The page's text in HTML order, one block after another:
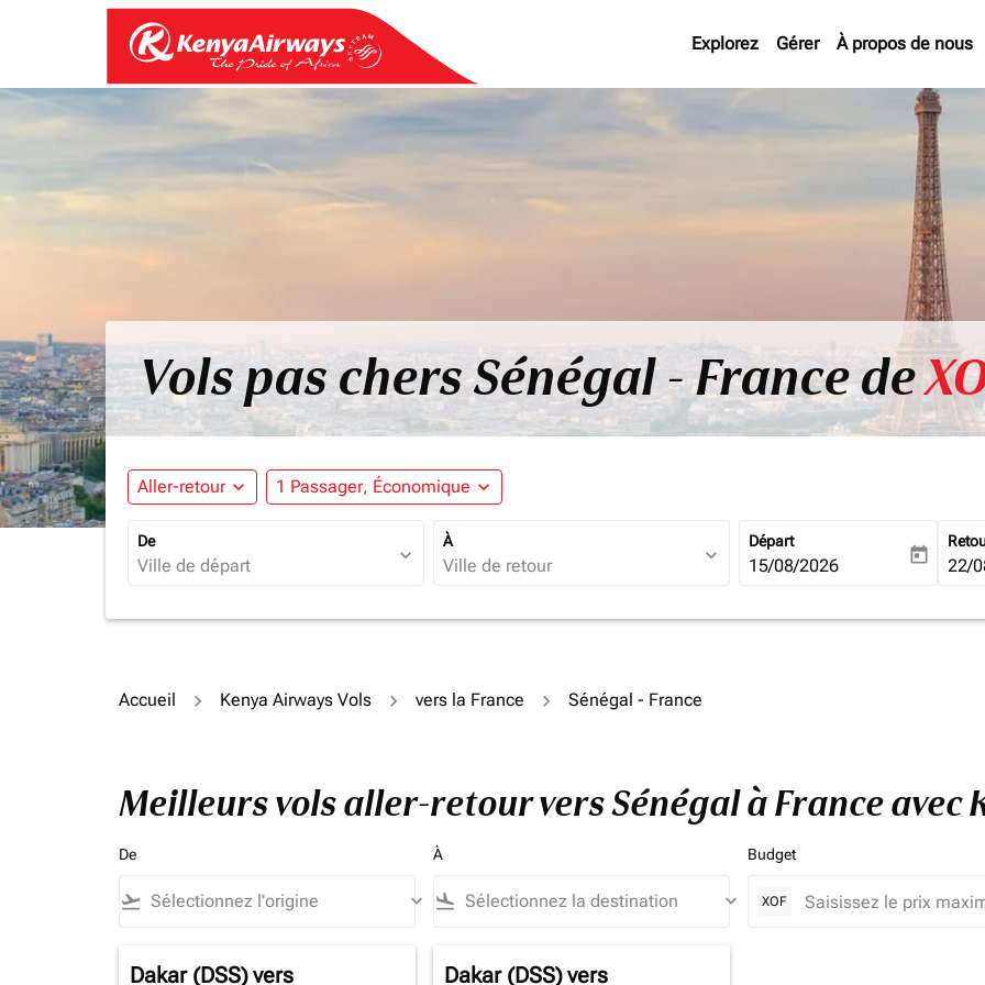
Explorez Gérer À propos de nous
Vols pas chers Sénégal - France de
Aller-retour expand_more 1 Passager, Économique expand_more
De
expand_more
À
expand_more
Départ
fc-booking-departure-date-
15/08/2026 today fc-
22/
Accueil Kenya Airways Vols vers la France Sénégal - France
Meilleurs vols aller-retour vers Sénégal à France avec
De
flight_takeoff keyboard_arrow_down
À
flight_land keyboard_arrow_down
Budget
XOF
Dakar (DSS)vers
Dakar (DSS)vers